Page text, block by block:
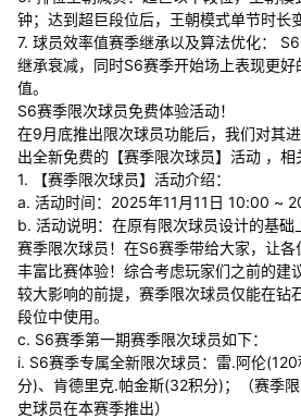
钟；达到超巨段位后，王朝模式单节时长
7. 球员效率值赛季继承以及算法优化：
继承衰减，同时S6赛季开始场上表现更
值。
S6赛季限次球员免费体验活动！
在9月底推出限次球员功能后，我们对其
出全新免费的【赛季限次球员】活动 ，相
1. 【赛季限次球员】活动介绍：
a. 活动时间：2025年11月11日 10:00 ~
b. 活动说明：在原有限次球员设计的基础
赛季限次球员！在S6赛季带给大家，让各
丰富比赛体验！综合考虑玩家们之前的建
较大影响的前提，赛季限次球员仅能在钻
段位中使用。
c. S6赛季第一期赛季限次球员如下：
i. S6赛季专属全新限次球员：雷.阿伦
分)、肯德里克.帕金斯(32积分)；（赛季
史球员在本赛季推出）